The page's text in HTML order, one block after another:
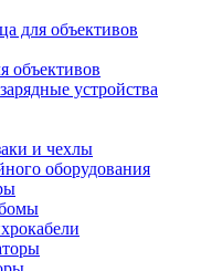
для объективов
объективов
устройства
и чехлы
оборудования